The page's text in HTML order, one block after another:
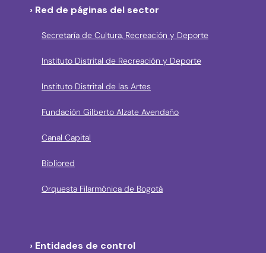
› Red de páginas del sector
Secretaría de Cultura, Recreación y Deporte
Instituto Distrital de Recreación y Deporte
Instituto Distrital de las Artes
Fundación Gilberto Alzate Avendaño
Canal Capital
Bibliored
Orquesta Filarmónica de Bogotá
› Entidades de control